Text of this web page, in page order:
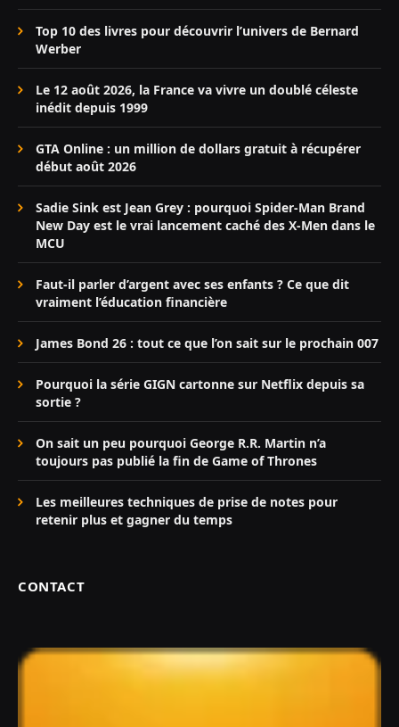
Top 10 des livres pour découvrir l’univers de Bernard
Werber
Le 12 août 2026, la France va vivre un doublé céleste
inédit depuis 1999
GTA Online : un million de dollars gratuit à récupérer
début août 2026
Sadie Sink est Jean Grey : pourquoi Spider-Man Brand
New Day est le vrai lancement caché des X-Men dans le
MCU
Faut-il parler d’argent avec ses enfants ? Ce que dit
vraiment l’éducation financière
James Bond 26 : tout ce que l’on sait sur le prochain 007
Pourquoi la série GIGN cartonne sur Netflix depuis sa
sortie ?
On sait un peu pourquoi George R.R. Martin n’a
toujours pas publié la fin de Game of Thrones
Les meilleures techniques de prise de notes pour
retenir plus et gagner du temps
CONTACT